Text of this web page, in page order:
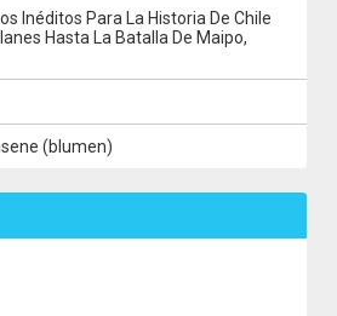
Inéditos Para La Historia De Chile
Hasta La Batalla De Maipo,
(blumen)